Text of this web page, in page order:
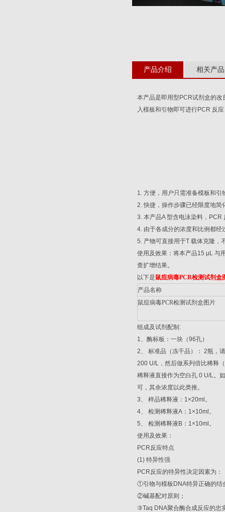
产品介绍 相关产品
本产品是即用型 PCR试剂盒的改
入模板和引物即可进行PCR 反
1. 方便，用户只需准备模板和引
2.快捷，操作步骤已经限度地简
3. 本产品A型含电泳染料， PCR
4. 由于各成分的浓度和比例都
5. 产物可直接用于T 载体克隆，
使用及效果：将本产品15 μL 与
查扩增结果。
以下是鼠痘病毒PCR检测试剂盒
产品名称
鼠痘病毒PCR检测试剂盒图片
组成及试剂配制 :
1、酶标板：一块（96孔）
2、 标准品（冻干品）： 2瓶，
200 U/L ，然后做系列倍比稀释
稀释液直接作为空白孔 0 U/L。
可，其余浓度以此类推。
3、 样品稀释液： 1×20ml 。
4、 检测稀释液A ： 1×10ml 。
5、 检测稀释液 B ： 1×10ml 。
使用及效果：
PCR反应特点
(1) 特异性强
PCR反应的特异性决定因素为：
①引物与模板 DNA特异正确的结
②碱基配对原则；
③Taq DNA聚合酶合成反应的忠